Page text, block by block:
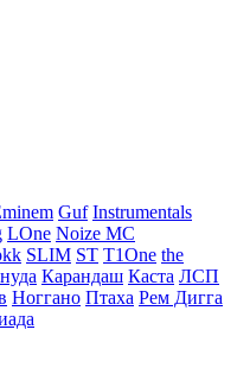
Guf Instrumentals
LOne Noize MC
SLIM ST T1One the
Карандаш Каста ЛСП
Ноггано Птаха Рем Дигга